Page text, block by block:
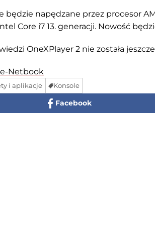
będzie napędzane przez procesor
Core i7 13. generacji. Nowość
OneXPlayer 2 nie została
Netbook
i aplikacje Konsole
Facebook